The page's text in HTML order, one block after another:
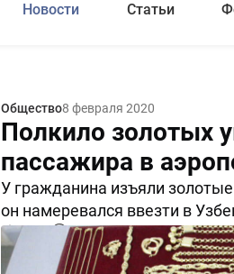
Новости Статьи
Общество8 февраля 2020
Полкило золотых
пассажира в
У гражданина изъяли
он намеревался ввезти в
17621 0